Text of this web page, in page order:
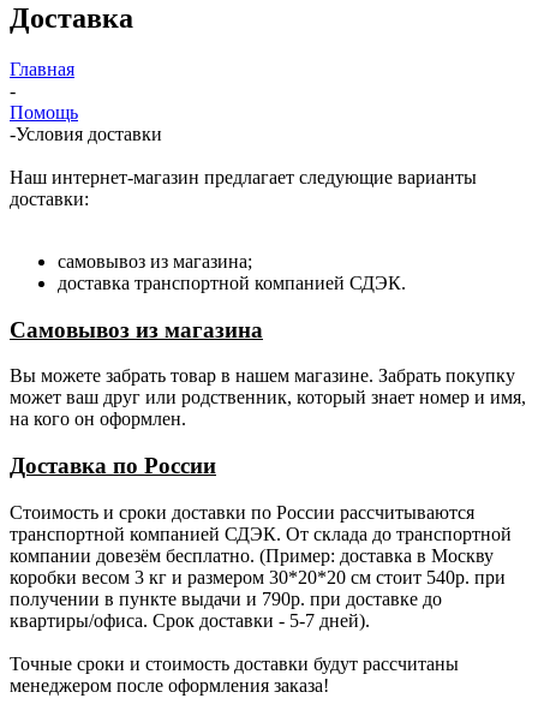
Доставка
Главная
-
Помощь
-Условия доставки
Наш интернет-магазин предлагает следующие варианты
доставки:
самовывоз из магазина;
доставка транспортной компанией СДЭК.
Самовывоз из магазина
Вы можете забрать товар в нашем магазине. Забрать покупку
может ваш друг или родственник, который знает номер и имя,
на кого он оформлен.
Доставка по России
Стоимость и сроки доставки по России рассчитываются
транспортной компанией СДЭК. От склада до транспортной
компании довезём бесплатно. (Пример: доставка в Москву
коробки весом 3 кг и размером 30*20*20 см стоит 540р. при
получении в пункте выдачи и 790р. при доставке до
квартиры/офиса. Срок доставки - 5-7 дней).
Точные сроки и стоимость доставки будут рассчитаны
менеджером после оформления заказа!